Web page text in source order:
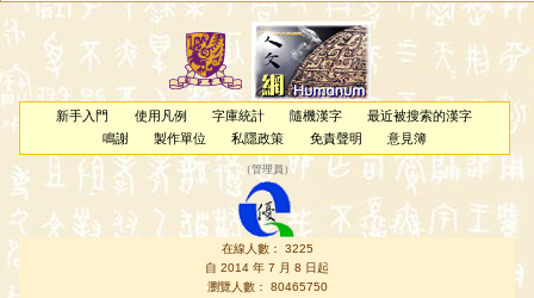
新手入門 使用凡例 字庫統計 隨機漢字
最近被搜索的漢字
鳴謝
製作單位 私隱政策 免責聲明 意見簿
（管理員 ）
在線人數： 3225
自 2014 年 7 月 8 日起
瀏覽人數： 80465750